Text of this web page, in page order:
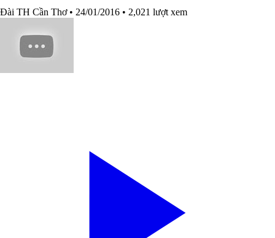
Đài TH Cần Thơ • 24/01/2016 • 2,021 lượt xem